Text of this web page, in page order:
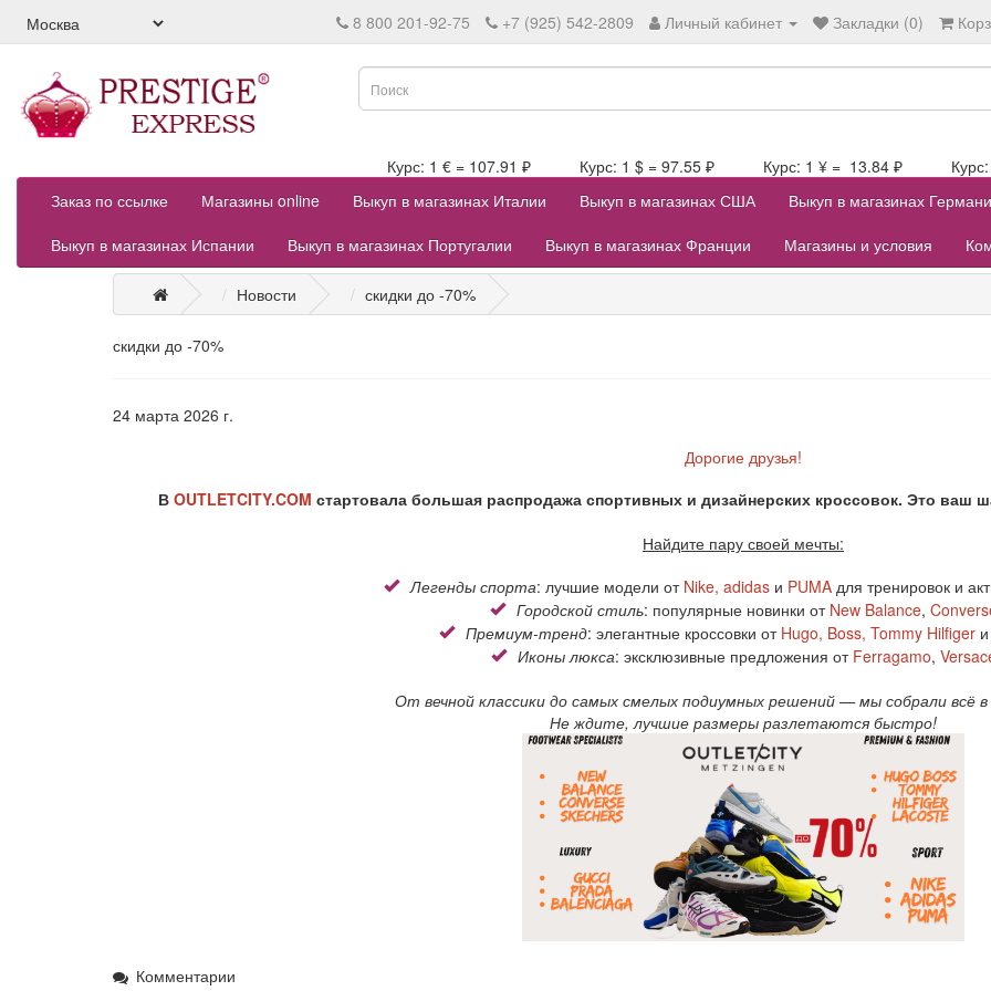
8 800 201-92-75 +7 (925) 542-2809 Личный кабинет Закладки (0)
Курс: 1 € = 107.91 ₽ Курс: 1 $ = 97.55 ₽ Курс: 1 ¥ = 13.84 ₽ Курс:
Заказ по ссылке
Магазины online Выкуп в магазинах Италии Выкуп в магазинах США
Выкуп в магазинах
Выкуп в магазинах Испании
Выкуп в магазинах Португалии Выкуп в магазинах Франции Магазины и условия
Новости скидки до -70%
скидки до -70%
24 марта 2026 г.
Дорогие друзья!
В OUTLETCITY.COM стартовала большая распродажа спортивных и дизайнерских кроссовок. Это ваш
Найдите пару своей мечты:
Легенды спорта: лучшие модели от Nike, adidas и PUMA для тренировок и
Городской стиль: популярные новинки от New Balance,
Премиум-тренд: элегантные кроссовки от Hugo, Boss, Tommy Hilfiger
Иконы люкса: эксклюзивные предложения от Ferragamo,
От вечной классики до самых смелых подиумных решений — мы собрали всё
Не ждите, лучшие размеры разлетаются быстро!
Комментарии